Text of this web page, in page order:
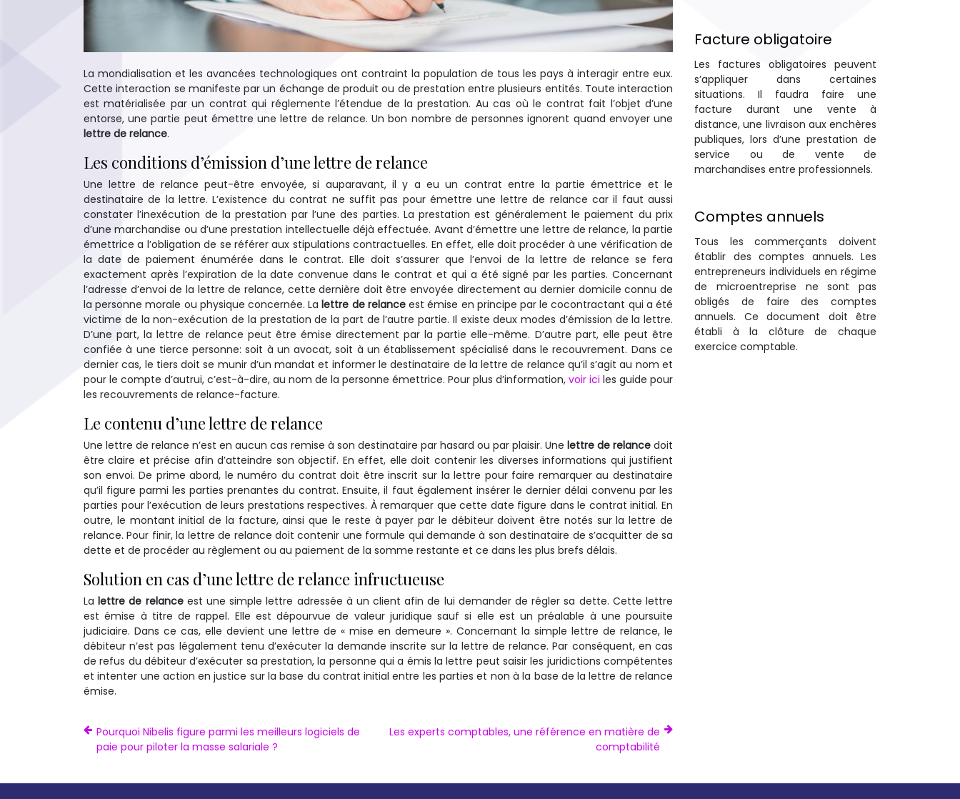
La mondialisation et les avancées technologiques ont contraint la population de tous les pays à interagir entre eux.
Cette interaction se manifeste par un échange de produit ou de prestation entre plusieurs entités. Toute interaction
est matérialisée par un contrat qui réglemente l’étendue de la prestation. Au cas où le contrat fait l’objet d’une
entorse, une partie peut émettre une lettre de relance. Un bon nombre de personnes ignorent quand envoyer une
lettre de relance.
Les conditions d’émission d’une lettre de relance
Une lettre de relance peut-être envoyée, si auparavant, il y a eu un contrat entre la partie émettrice et le
destinataire de la lettre. L’existence du contrat ne suffit pas pour émettre une lettre de relance car il faut aussi
constater l’inexécution de la prestation par l’une des parties. La prestation est généralement le paiement du prix
d’une marchandise ou d’une prestation intellectuelle déjà effectuée. Avant d’émettre une lettre de relance, la partie
émettrice a l’obligation de se référer aux stipulations contractuelles. En effet, elle doit procéder à une vérification de
la date de paiement énumérée dans le contrat. Elle doit s’assurer que l’envoi de la lettre de relance se fera
exactement après l’expiration de la date convenue dans le contrat et qui a été signé par les parties. Concernant
l’adresse d’envoi de la lettre de relance, cette dernière doit être envoyée directement au dernier domicile connu de
la personne morale ou physique concernée. Lalettre de relanceest émise en principe par le cocontractant qui a été
victime de la non-exécution de la prestation de la part de l’autre partie. Il existe deux modes d’émission de la lettre.
D’une part, la lettre de relance peut être émise directement par la partie elle-même. D’autre part, elle peut être
confiée à une tierce personne: soit à un avocat, soit à un établissement spécialisé dans le recouvrement. Dans ce
dernier cas, le tiers doit se munir d’un mandat et informer le destinataire de la lettre de relance qu’il s’agit au nom et
pour le compte d’autrui, c’est-à-dire, au nom de la personne émettrice. Pour plus d’information, voir ici les guide pour
les recouvrements de relance-facture.
Le contenu d’une lettre de relance
Une lettre de relance n’est en aucun cas remise à son destinataire par hasard ou par plaisir. Une lettre de relance doit
être claire et précise afin d’atteindre son objectif. En effet, elle doit contenir les diverses informations qui justifient
son envoi. De prime abord, le numéro du contrat doit être inscrit sur la lettre pour faire remarquer au destinataire
qu’il figure parmi les parties prenantes du contrat. Ensuite, il faut également insérer le dernier délai convenu par les
parties pour l’exécution de leurs prestations respectives. À remarquer que cette date figure dans le contrat initial. En
outre, le montant initial de la facture, ainsi que le reste à payer par le débiteur doivent être notés sur la lettre de
relance. Pour finir, la lettre de relance doit contenir une formule qui demande à son destinataire de s’acquitter de sa
dette et de procéder au règlement ou au paiement de la somme restante et ce dans les plus brefs délais.
Solution en cas d’une lettre de relance infructueuse
Lalettre de relanceest une simple lettre adressée à un client afin de lui demander de régler sa dette. Cette lettre
est émise à titre de rappel. Elle est dépourvue de valeur juridique sauf si elle est un préalable à une poursuite
judiciaire. Dans ce cas, elle devient une lettre de « mise en demeure ». Concernant la simple lettre de relance, le
débiteur n’est pas légalement tenu d’exécuter la demande inscrite sur la lettre de relance. Par conséquent, en cas
de refus du débiteur d’exécuter sa prestation, la personne qui a émis la lettre peut saisir les juridictions compétentes
et intenter une action en justice sur la base du contrat initial entre les parties et non à la base de la lettre de relance
émise.
Pourquoi Nibelis figure parmi les meilleurs logiciels de
paie pour piloter la masse salariale ?
Les experts comptables, une référence en matière de
comptabilité
Facture obligatoire
Les factures obligatoires peuvent
s’appliquer dans certaines
situations. Il faudra faire une
facture durant une vente à
distance, une livraison aux enchères
publiques, lors d’une prestation de
service ou de vente de
marchandises entre professionnels.
Comptes annuels
Tous les commerçants doivent
établir des comptes annuels. Les
entrepreneurs individuels en régime
de microentreprise ne sont pas
obligés de faire des comptes
annuels. Ce document doit être
établi à la clôture de chaque
exercice comptable.